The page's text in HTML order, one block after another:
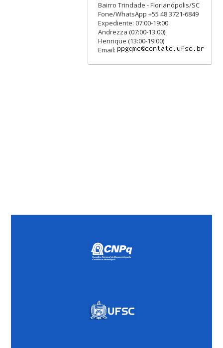
Bairro Trindade - Florianópolis/SC
Fone/WhatsApp +55 48 3721-6849
Expediente: 07:00-19:00
Andrezza (07:00-13:00)
Henrique (13:00-19:00)
Email: